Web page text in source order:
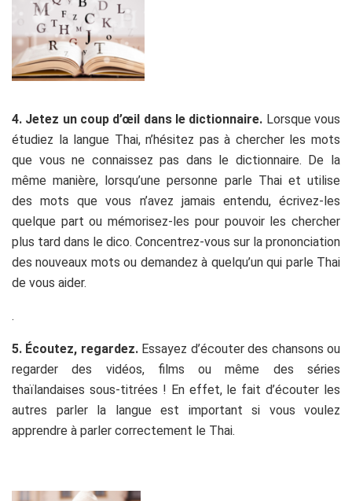
4. Jetez un coup d’œil dans le dictionnaire. Lorsque vous
étudiez la langue Thai, n’hésitez pas à chercher les mots
que vous ne connaissez pas dans le dictionnaire. De la
même manière, lorsqu’une personne parle Thai et utilise
des mots que vous n’avez jamais entendu, écrivez-les
quelque part ou mémorisez-les pour pouvoir les chercher
plus tard dans le dico. Concentrez-vous sur la prononciation
des nouveaux mots ou demandez à quelqu’un qui parle Thai
de vous aider.
.
5. Écoutez, regardez.Essayez d’écouter des chansons ou
regarder des vidéos, films ou même des séries
thaïlandaises sous-titrées ! En effet, le fait d’écouter les
autres parler la langue est important si vous voulez
apprendre à parler correctement le Thai.